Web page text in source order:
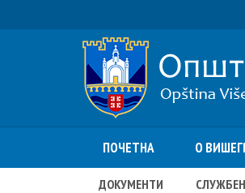
ПОЧЕТНА О
ДОКУМЕНТИ